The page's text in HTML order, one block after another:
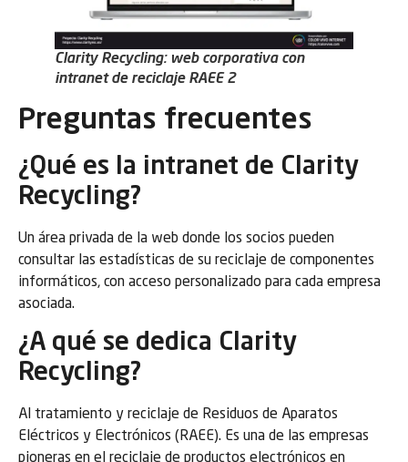
Clarity Recycling: web corporativa con
intranet de reciclaje RAEE 2
Preguntas frecuentes
¿Qué es la intranet de Clarity
Recycling?
Un área privada de la web donde los socios pueden
consultar las estadísticas de su reciclaje de componentes
informáticos, con acceso personalizado para cada empresa
asociada.
¿A qué se dedica Clarity
Recycling?
Al tratamiento y reciclaje de Residuos de Aparatos
Eléctricos y Electrónicos (RAEE). Es una de las empresas
pioneras en el reciclaje de productos electrónicos en